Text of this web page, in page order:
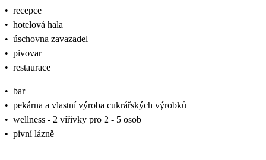
• recepce
• hotelová hala
• úschovna zavazadel
• pivovar
• restaurace
• bar
• pekárna a vlastní výroba cukrářských výrobků
• wellness - 2 vířivky pro 2 - 5 osob
• pivní lázně